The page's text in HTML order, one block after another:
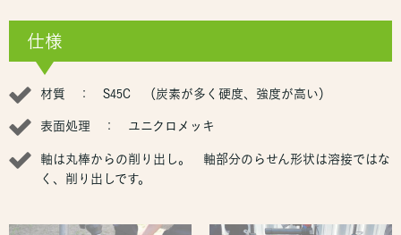
仕様
材質 ： S45C （炭素が多く硬度、強度が高い）
表面処理 ： ユニクロメッキ
軸は丸棒からの削り出し。 軸部分のらせん形状は溶接ではな
く、削り出しです。